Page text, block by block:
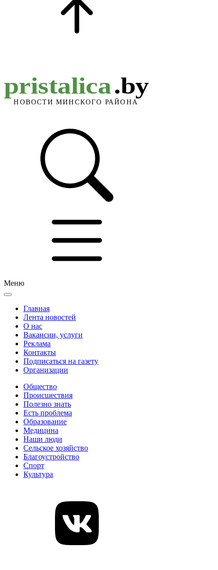
Меню
Главная
Лента новостей
О нас
Вакансии, услуги
Реклама
Контакты
Подписаться на газету
Организации
Общество
Происшествия
Полезно знать
Есть проблема
Образование
Медицина
Наши люди
Сельское хозяйство
Благоустройство
Спорт
Культура